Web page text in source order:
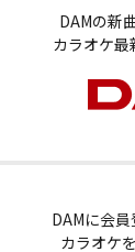
DAMの新
カラオケ最
DAMに会
カラオケ